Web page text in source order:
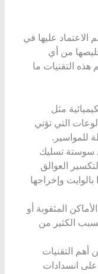
الاعتماد عليها في
من أي
التقنيات ما
مثل
التي تؤتي
للمواسير.
سوستة تسليك
العوالق
وإخراجها
المثقوبة أو
الكثير من
أهم التقنيات
على انسدادات